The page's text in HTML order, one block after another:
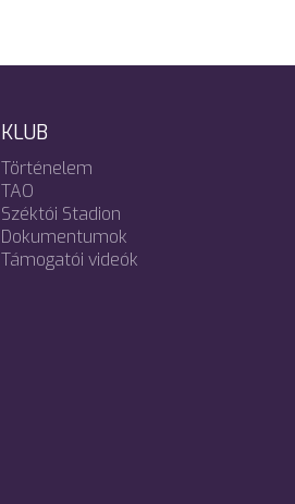
KLUB
Történelem
TAO
Széktói Stadion
Dokumentumok
Támogatói videók